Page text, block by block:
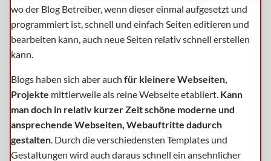
wo der Blog Betreiber, wenn dieser einmal aufgesetzt und
programmiert ist, schnell und einfach Seiten editieren und
bearbeiten kann, auch neue Seiten relativ schnell erstellen
kann.
Blogs haben sich aber auch für kleinere Webseiten,
Projekte mittlerweile als reine Webseite etabliert. Kann
man doch in relativ kurzer Zeit schöne moderne und
ansprechende Webseiten, Webauftritte dadurch
gestalten. Durch die verschiedensten Templates und
Gestaltungen wird auch daraus schnell ein ansehnlicher